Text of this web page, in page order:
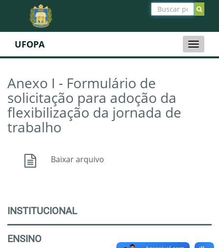
Toggle
UFOPA
Anexo I - Formulário de
solicitação para adoção da
flexibilização da jornada de
trabalho
Baixar arquivo
INSTITUCIONAL
ENSINO